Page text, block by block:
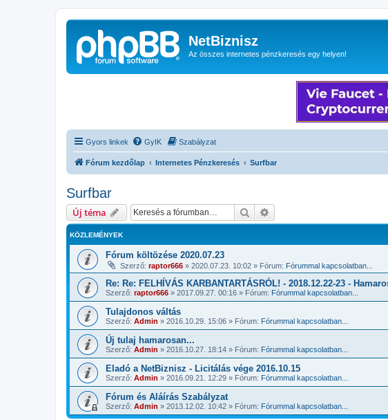
NetBiznisz
Az összes internetes pénzkeresés egy helyen!
Gyors linkek GyIK Szabályzat
Fórum kezdőlap Internetes Pénzkeresés Surfbar
Surfbar
Új téma Keresés
KÖZLEMÉNYEK
Fórum költözése 2020.07.23
Szerző: raptor666 » 2020.07.23. 10:02 » Fórum: Fórummal kapcsolatban...
Re: Re: FELHÍVÁS KARBANTARTÁSRÓL! - 2018.12.22-23 -
Szerző: raptor666 » 2017.09.27. 00:16 » Fórum: Fórummal kapcsolatban...
Tulajdonos váltás
Szerző: Admin » 2016.10.29. 15:06 » Fórum: Fórummal kapcsolatban...
Új tulaj hamarosan...
Szerző: Admin » 2016.10.27. 18:14 » Fórum: Fórummal kapcsolatban...
Eladó a NetBiznisz - Licitálás vége 2016.10.15
Szerző: Admin » 2016.09.21. 12:29 » Fórum: Fórummal kapcsolatban...
Fórum és Aláírás Szabályzat
Szerző: Admin » 2013.12.02. 10:42 » Fórum: Fórummal kapcsolatban...